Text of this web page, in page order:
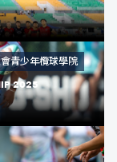
青少年欖球學院
2025